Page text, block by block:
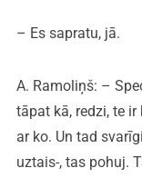
– Es sapratu, jā.
A. Ramoliņš: –
tāpat kā, redzi, te
ar ko. Un tad
uztais-, tas pohuj.